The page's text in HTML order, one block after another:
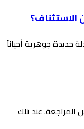
جديدة جوهرية أحياناً
عند تلك